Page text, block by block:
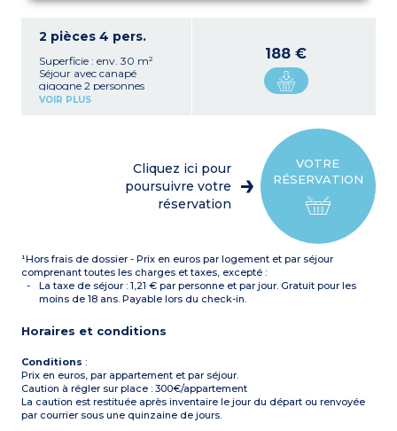
2 pièces 4 pers.
Superficie : env. 30 m²
Séjour avec canapé
gigogne 2 personnes
Chambre avec un lit
réfrigérateur-congélateur)
WC séparé (excepté dans
les 2 pièces aménagés pour
les personnes à mobilité
VOIR PLUS
188 €
VOTRE
RÉSERVATION
Cliquez ici pour
poursuivre votre
réservation
¹Hors frais de dossier - Prix en euros par logement et par séjour
comprenant toutes les charges et taxes, excepté :
La taxe de séjour : 1,21 € par personne et par jour. Gratuit pour les
moins de 18 ans. Payable lors du check-in.
Horaires et conditions
Conditions :
Prix en euros, par appartement et par séjour.
Caution à régler sur place : 300€/appartement
La caution est restituée après inventaire le jour du départ ou renvoyée
par courrier sous une quinzaine de jours.